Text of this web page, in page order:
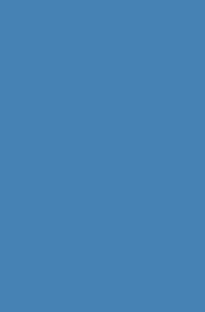
találtam
illetve
könnyű